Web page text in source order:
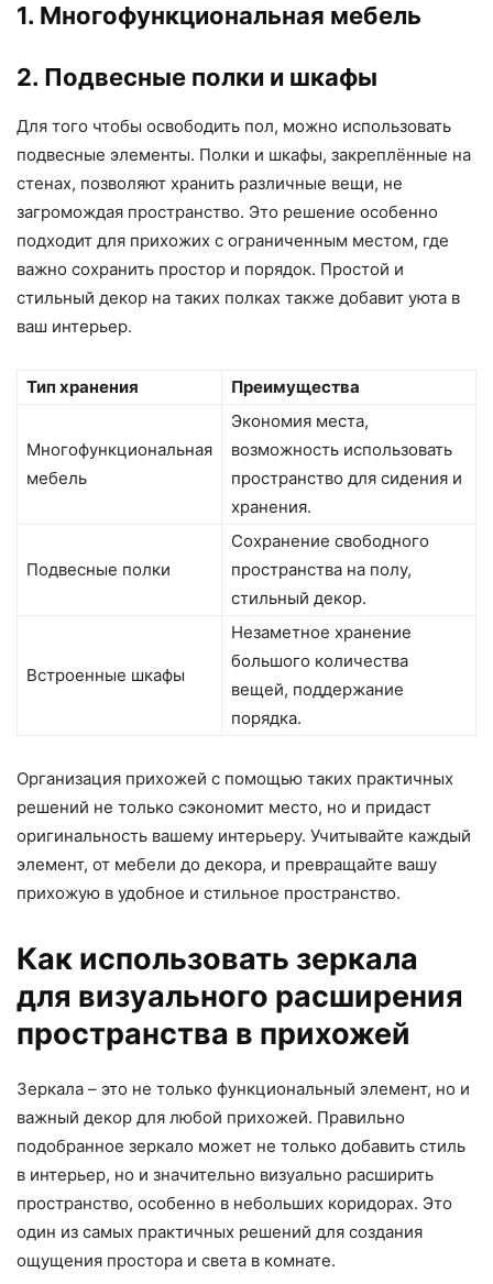
1. Многофункциональная мебель
2. Подвесные полки и шкафы
Для того чтобы освободить пол, можно использовать
подвесные элементы. Полки и шкафы, закреплённые на
стенах, позволяют хранить различные вещи, не
загромождая пространство. Это решение особенно
подходит для прихожих с ограниченным местом, где
важно сохранить простор и порядок. Простой и
стильный декор на таких полках также добавит уюта в
ваш интерьер.
Тип хранения Преимущества
Многофункциональная
мебель
Экономия места,
возможность использовать
пространство для сидения и
хранения.
Подвесные полки
Сохранение свободного
пространства на полу,
стильный декор.
Встроенные шкафы
Незаметное хранение
большого количества
вещей, поддержание
порядка.
Организация прихожей с помощью таких практичных
решений не только сэкономит место, но и придаст
оригинальность вашему интерьеру. Учитывайте каждый
элемент, от мебели до декора, и превращайте вашу
прихожую в удобное и стильное пространство.
Как использовать зеркала
для визуального расширения
пространства в прихожей
Зеркала – это не только функциональный элемент, но и
важный декор для любой прихожей. Правильно
подобранное зеркало может не только добавить стиль
в интерьер, но и значительно визуально расширить
пространство, особенно в небольших коридорах. Это
один из самых практичных решений для создания
ощущения простора и света в комнате.